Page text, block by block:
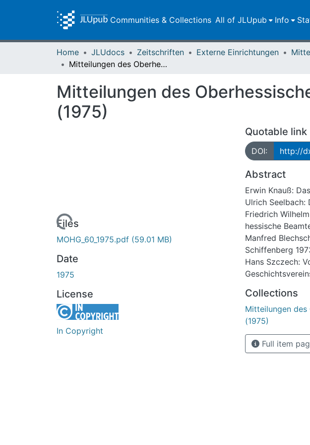
Communities & Collections All of JLUpub Info
Home JLUdocs Zeitschriften Externe Einrichtungen
Mitteilungen des Oberhessischen Geschichtsvereins Gießen 60 (1975)
Mitteilungen des
(1975)
Loading...
Files
MOHG_60_1975.pdf (59.01 MB)
Date
1975
License
In Copyright
Quotable link
DOI: http://
Abstract
Erwin Knauß:
Ulrich Seelbach:
Friedrich
hessische
Manfred
Schiffenberg
Hans Szczech:
Zeit vom 1.4.72
Günther Rath:
Hermann Otto
und Pforte
Collections
Mitteilungen des
(1975)
Full item